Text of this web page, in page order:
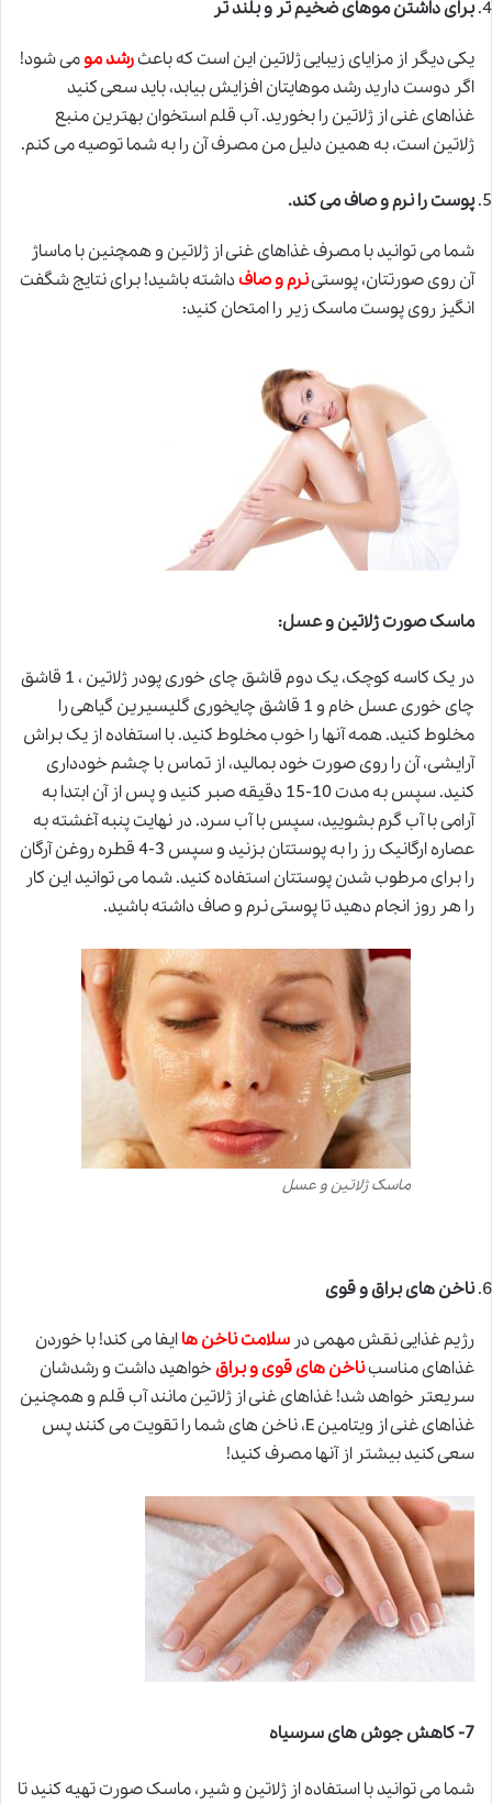
برای داشتن موهای ضخیم تر و بلند تر
یکی دیگر از مزایای زیبایی ژلاتین این است که باعثرشد مومی شود!
اگر دوست دارید رشد موهایتان افزایش بیابد، باید سعی کنید
غذاهای غنی از ژلاتین را بخورید. آب قلم استخوان بهترین منبع
ژلاتین است، به همین دلیل من مصرف آن را به شما توصیه می کنم.
پوست را نرم و صاف می کند.
شما می توانید با مصرف غذاهایغنی از ژلاتین و همچنین با ماساژ
آن روی صورتتان، پوستینرم و صافداشته باشید! برای نتایج شگفت
انگیز روی پوست ماسک زیر را امتحان کنید:
ماسک صورت ژلاتین و عسل:
در یک کاسه کوچک، یک دوم قاشق چای خوری پودر ژلاتین ، 1 قاشق
چای خوری عسل خام و 1 قاشق چایخوری گلیسیرین گیاهی را
مخلوط کنید. همه آنها را خوب مخلوط کنید. با استفاده از یک براش
آرایشی، آن را روی صورت خود بمالید، از تماس با چشم خودداری
کنید. سپس به مدت 10-15 دقیقه صبر کنید و پس از آن ابتدا به
آرامی با آب گرم بشویید، سپس با آب سرد. در نهایت پنبه آغشته به
عصاره ارگانیک رز را به پوستتان بزنید و سپس 3-4 قطره روغن آرگان
را برای مرطوب شدن پوستتان استفاده کنید. شما می توانید این کار
را هر روز انجام دهید تا پوستی نرم و صاف داشته باشید.
ماسک ژلاتین و عسل
ناخن های براق و قوی
رژیم غذایی نقش مهمی در سلامت ناخن هاایفا می کند! با خوردن
غذاهای مناسبناخن های قوی و براقخواهید داشت و رشدشان
سریعتر خواهد شد! غذاهای غنی از ژلاتین مانند آب قلم و همچنین
غذاهای غنی از ویتامین E، ناخن های شما را تقویت می کنند پس
سعی کنید بیشتر از آنها مصرف کنید!
7- کاهش جوش های سرسیاه
شما می توانید با استفاده از ژلاتین و شیر، ماسک صورت تهیه کنید تا